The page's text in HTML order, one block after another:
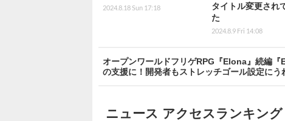
2024.8.18 Sun 17:18
タイトル変更され
た
2024.8.9 Fri 14:08
オープンワールドフリゲRPG『Elona』続編
の支援に！開発者もストレッチゴール設定にう
ニュース アクセスランキング